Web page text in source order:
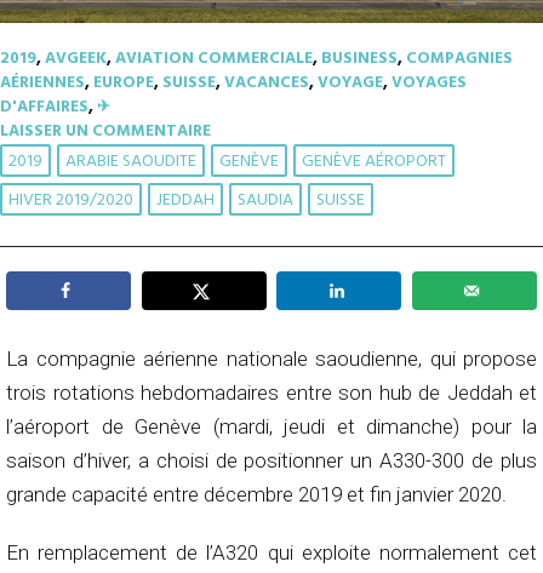
2019,AVGEEK,AVIATION COMMERCIALE,BUSINESS,COMPAGNIES
AÉRIENNES,EUROPE,SUISSE,VACANCES,VOYAGE,VOYAGES
D'AFFAIRES,✈︎
LAISSER UN COMMENTAIRE
2019 ARABIE SAOUDITE GENÈVE
GENÈVE AÉROPORT
HIVER 2019/2020
JEDDAH SAUDIA SUISSE
La compagnie aérienne nationale saoudienne, qui propose
trois rotations hebdomadaires entre son hub de Jeddah et
l’aéroport de Genève (mardi, jeudi et dimanche) pour la
saison d’hiver, a choisi de positionner un A330-300 de plus
grande capacité entre décembre 2019 et fin janvier 2020.
En remplacement de l’A320 qui exploite normalement cet